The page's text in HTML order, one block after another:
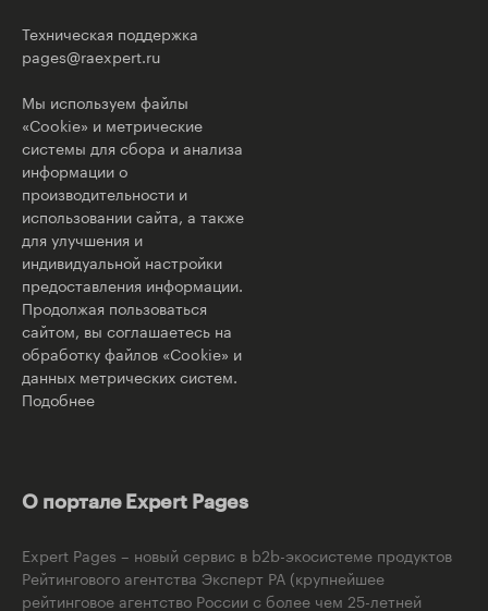
Техническая поддержка
pages@raexpert.ru
Мы используем файлы
«Cookie» и метрические
системы для сбора и анализа
информации о
производительности и
использовании сайта, а также
для улучшения и
индивидуальной настройки
предоставления информации.
Продолжая пользоваться
сайтом, вы соглашаетесь на
обработку файлов «Cookie» и
данных метрических систем.
Подобнее
О портале Expert Pages
Expert Pages – новый сервис в b2b-экосистеме продуктов
Рейтингового агентства Эксперт РА (крупнейшее
рейтинговое агентство России с более чем 25-летней